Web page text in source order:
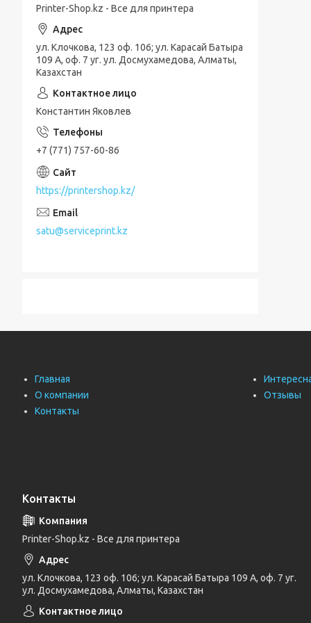
Printer-Shop.kz - Все для принтера
ул. Клочкова, 123 оф. 106; ул. Карасай Батыра
109 А, оф. 7 уг. ул. Досмухамедова, Алматы,
Казахстан
Константин Яковлев
+7 (771) 757-60-86
https://printershop.kz/
satu@serviceprint.kz
Главная
О компании
Контакты
Отзывы
Контакты
Printer-Shop.kz - Все для принтера
ул. Клочкова, 123 оф. 106; ул. Карасай Батыра 109 А, оф. 7 уг.
ул. Досмухамедова, Алматы, Казахстан